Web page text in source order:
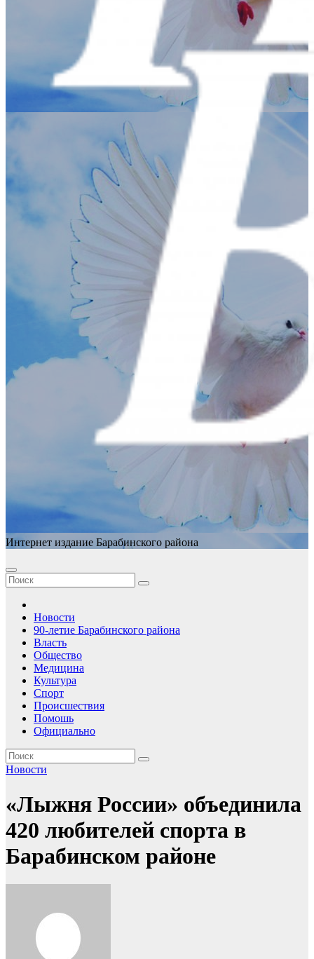
Интернет издание Барабинского района
Новости
90-летие Барабинского района
Власть
Общество
Медицина
Культура
Спорт
Происшествия
Помошь
Официально
Новости
«Лыжня России» объединила
420 любителей спорта в
Барабинском районе